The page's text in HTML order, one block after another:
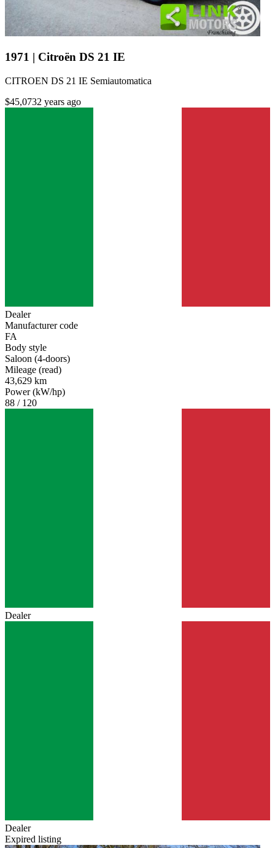
1971 | Citroën DS 21 IE
CITROEN DS 21 IE Semiautomatica
$45,0732 years ago
Dealer
Manufacturer code
FA
Body style
Saloon (4-doors)
Mileage (read)
43,629 km
Power (kW/hp)
88 / 120
Dealer
Dealer
Expired listing